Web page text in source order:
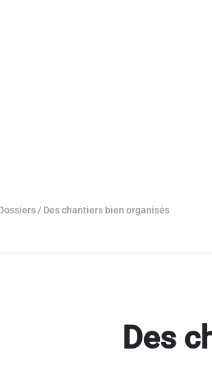
/ Des chantiers bien organisés
Des